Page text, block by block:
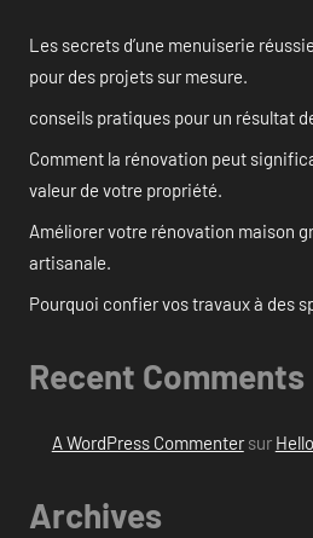
Les secrets d’une menuiserie
pour des projets sur mesure.
conseils pratiques pour un résultat
Comment la rénovation peut
valeur de votre propriété.
Améliorer votre rénovation maison
artisanale.
Pourquoi confier vos travaux à des
Recent Comments
A WordPress Commentersur
Archives